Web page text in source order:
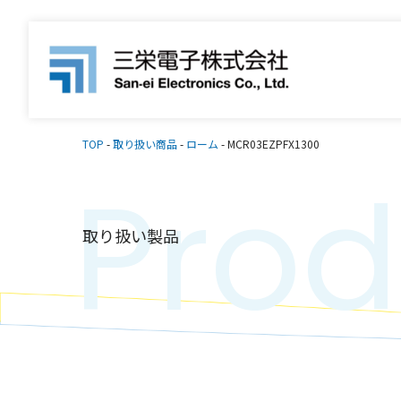
TOP -取り扱い商品- ローム -MCR03EZPFX1300
取り扱い製品